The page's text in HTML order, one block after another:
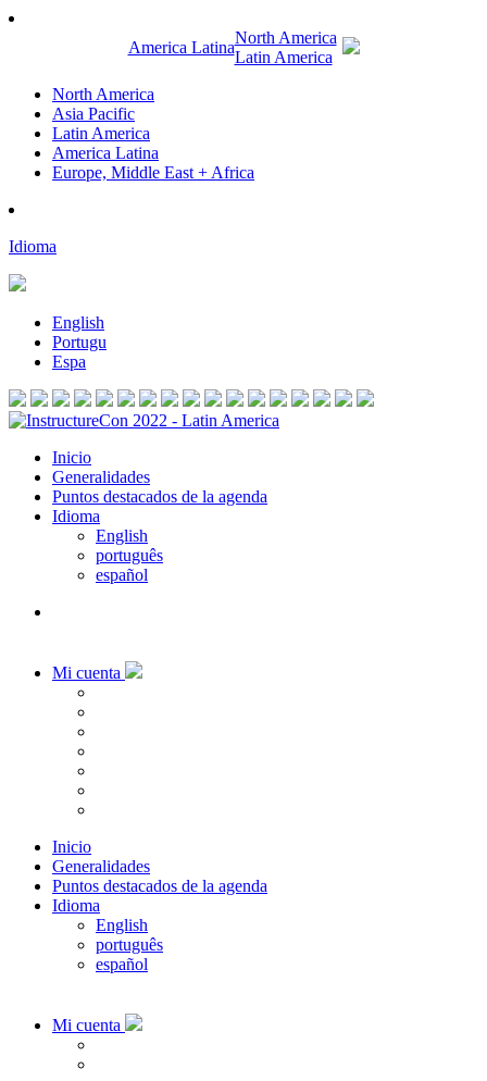
America Latina
North America
Latin America
North America
Asia Pacific
Latin America
America Latina
Europe, Middle East + Africa
Idioma
English
Portugu
Espa
Inicio
Generalidades
Puntos destacados de la agenda
Idioma
English
português
español
Mi cuenta
Inicio
Generalidades
Puntos destacados de la agenda
Idioma
English
português
español
Mi cuenta